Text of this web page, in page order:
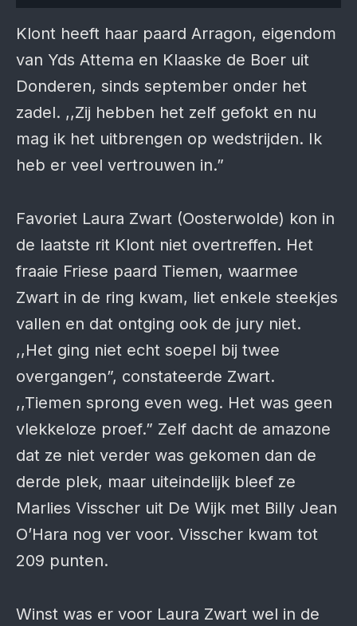
Klont heeft haar paard Arragon, eigendom
van Yds Attema en Klaaske de Boer uit
Donderen, sinds september onder het
zadel. ,,Zij hebben het zelf gefokt en nu
mag ik het uitbrengen op wedstrijden. Ik
heb er veel vertrouwen in.”
Favoriet Laura Zwart (Oosterwolde) kon in
de laatste rit Klont niet overtreffen. Het
fraaie Friese paard Tiemen, waarmee
Zwart in de ring kwam, liet enkele steekjes
vallen en dat ontging ook de jury niet.
,,Het ging niet echt soepel bij twee
overgangen”, constateerde Zwart.
,,Tiemen sprong even weg. Het was geen
vlekkeloze proef.” Zelf dacht de amazone
dat ze niet verder was gekomen dan de
derde plek, maar uiteindelijk bleef ze
Marlies Visscher uit De Wijk met Billy Jean
O’Hara nog ver voor. Visscher kwam tot
209 punten.
Winst was er voor Laura Zwart wel in de